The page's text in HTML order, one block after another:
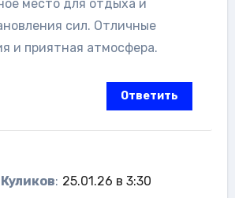
место для отдыха и
сил. Отличные
и приятная атмосфера.
Ответить
: 25.01.26 в 3:30